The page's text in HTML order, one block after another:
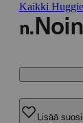
Kaikki
n. Noin
Lisää